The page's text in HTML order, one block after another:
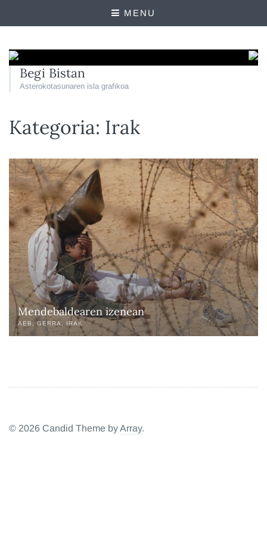
MENU
Begi Bistan
Asterokotasunaren isla grafikoa
Kategoria: Irak
Mendebaldearen izenean
AEB GERRA IRAK
© 2026 Candid Theme byArray.